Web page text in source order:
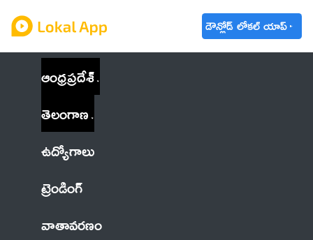
డౌన్లోడ్ లోకల్ యాప్
ఆంధ్రప్రదేశ్
తెలంగాణ
ఉద్యోగాలు
ట్రెండింగ్
వాతావరణం